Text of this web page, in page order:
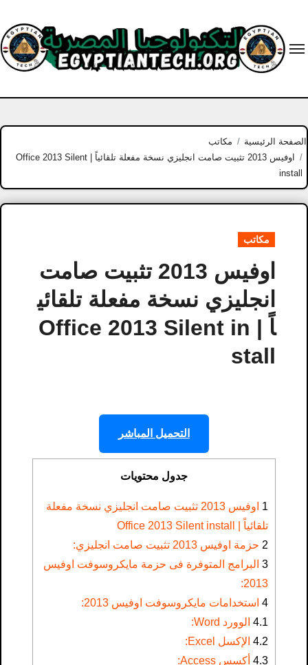
content
الصفحة الرئيسية
مكاتب
اوفيس 2013 تثبيت صامت انجليزي نسخة مفعلة تلقائياً | Office 2013 Silent
install
مكاتب
اوفيس 2013 تثبيت صامت
انجليزي نسخة مفعلة تلقائي
اً | Office 2013 Silent in
stall
التحميل المباشر
جدول محتويات
1
اوفيس 2013 تثبيت صامت انجليزي نسخة مفعلة
تلقائياً | Office 2013 Silent install
2 حزمة اوفيس 2013 تثبيت صامت انجليزي:
3 البرامج المتوفرة فى حزمة مايكروسوفت اوفيس
2013:
4 استخدامات مايكروسوفت اوفيس 2013:
4.1 الوورد Word:
4.2 الإكسل Excel:
4.3 أكسس Access: